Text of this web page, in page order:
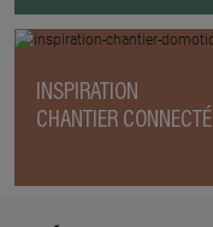
INSPIRATION
CHANTIER CONNECTÉ